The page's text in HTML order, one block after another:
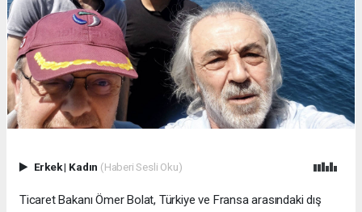
Erkek| Kadın (Haberi Sesli Oku)
Ticaret Bakanı Ömer Bolat, Türkiye ve Fransa arasındaki dış